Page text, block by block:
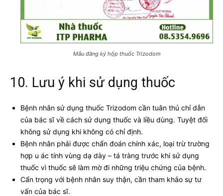
Mẫu đăng ký hộp thuốc Trizodom
10. Lưu ý khi sử dụng thuốc
Bệnh nhân sử dụng thuốc Trizodom cần tuân thủ chỉ dẫn
của bác sĩ về cách sử dụng thuốc và liều dùng. Tuyệt đối
không sử dụng khi không có chỉ định.
Bệnh nhân phải được chẩn đoán chính xác, loại trừ trường
hợp u ác tính vùng dạ dày – tá tràng trước khi sử dụng
thuốc vì thuốc sẽ làm mờ đi những triệu chứng của bệnh.
Cẩn trọng với bệnh nhân suy thận, cần tham khảo sự tư
vấn của bác sĩ.